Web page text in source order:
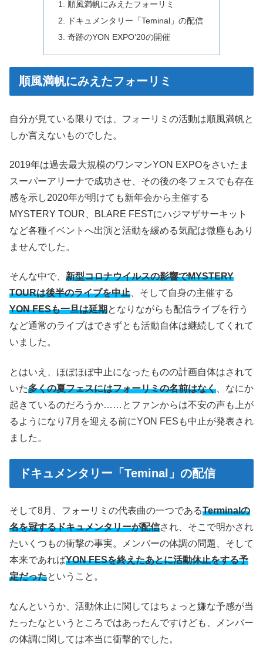
順風満帆にみえたフォーリミ
ドキュメンタリー「Teminal」の配信
奇跡のYON EXPO’20の開催
順風満帆にみえたフォーリミ
自分が見ている限りでは、フォーリミの活動は順風満帆と
しか言えないものでした。
2019年は過去最大規模のワンマンYON EXPOをさいたま
スーパーアリーナで成功させ、その後の冬フェスでも存在
感を示し2020年が明けても新年会から主催する
MYSTERY TOUR、BLARE FESTにハジマザサーキット
など各種イベントへ出演と活動を緩める気配は微塵もあり
ませんでした。
そんな中で、 新型コロナウイルスの影響でMYSTERY
TOURは後半のライブを中止、そして自身の主催する
YON FESも一旦は延期となりながらも配信ライブを行う
など通常のライブはできずとも活動自体は継続してくれて
いました。
とはいえ、ほぼほぼ中止になったものの計画自体はされて
いた多くの夏フェスにはフォーリミの名前はなく 、なにか
起きているのだろうか……とファンからは不安の声も上が
るようになり7月を迎える前にYON FESも中止が発表され
ました。
ドキュメンタリー「Teminal」の配信
そして8月、フォーリミの代表曲の一つであるTerminalの
名を冠するドキュメンタリーが配信され、そこで明かされ
たいくつもの衝撃の事実。メンバーの体調の問題、そして
本来であればYON FESを終えたあとに活動休止をする予
定だったということ。
なんというか、活動休止に関してはちょっと嫌な予感が当
たったなというところではあったんですけども、メンバー
の体調に関しては本当に衝撃的でした。